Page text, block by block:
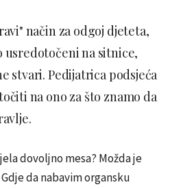
način za odgoj djeteta,
na sitnice,
stvari. Pedijatrica podsjeća
na ono za što znamo da
dovoljno mesa? Možda je
da nabavim organsku